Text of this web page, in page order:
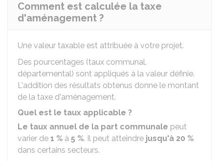
Comment est calculée la taxe
d'aménagement ?
Une valeur taxable est attribuée à votre projet.
Des pourcentages (taux communal,
départemental) sont appliqués à la valeur définie.
L'addition des résultats obtenus donne le montant
de la taxe d'aménagement.
Quel est le taux applicable ?
Le taux annuel de la part communale peut
varier de 1 % à 5 %. Il peut atteindre jusqu'à 20 %
dans certains secteurs.